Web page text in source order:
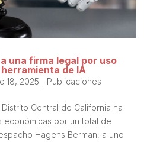
una firma legal por uso
de IA
18, 2025 Publicaciones
Central de California ha
económicas por un total de
Hagens Berman, a uno